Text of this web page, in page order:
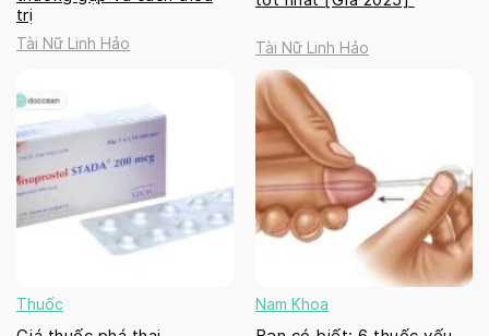
trị
Tài Nữ Linh Hảo Tài Nữ Linh Hảo
Thuốc Nam Khoa